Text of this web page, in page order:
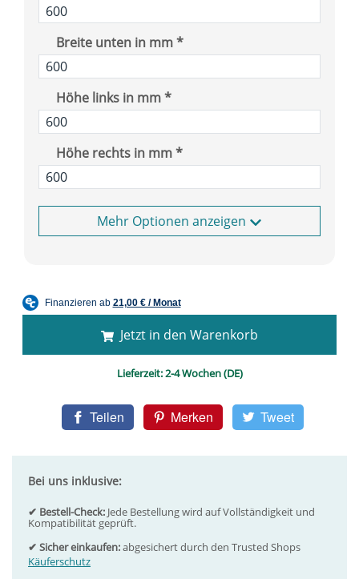
Breite unten in mm *
Höhe links in mm *
Höhe rechts in mm *
Optionen anzeigen
Jetzt in den Warenkorb
Lieferzeit:2-4 Wochen (DE)
Teilen Merken Tweet
Bei uns inklusive:
✔ Bestell-Check: Jede Bestellung wird auf Vollständigkeit und
Kompatibilität geprüft.
✔ Sicher einkaufen:abgesichert durch den Trusted Shops
Käuferschutz